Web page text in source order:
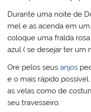
Durante uma noite de
mel e as acenda em
coloque uma fralda
azul ( se desejar ter um
Ore pelos seusanjos
e o mais rápido
as velas como de
seu travesseiro.